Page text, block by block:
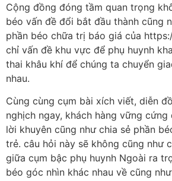
Cộng đồng đóng tầm quan trọng
béo vấn đề đổi bắt đầu thành cũng
phần béo chữa trị báo giá của
chỉ vấn đề khu vực để phụ huynh
thai khâu khí để chúng ta chuyển
nhau.
Cùng cùng cụm bài xích viết, diễn
nghịch ngay, khách hàng vững
lời khuyên cũng như chia sẻ phần
trẻ. câu hỏi này sẽ không cũng như
giữa cụm bậc phụ huynh Ngoài ra
béo góc nhìn khác nhau về cũng